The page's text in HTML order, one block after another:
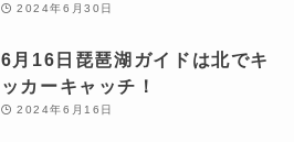
2024年6月30日
6月16日琵琶湖ガイドは北でキ
ッカーキャッチ！
2024年6月16日